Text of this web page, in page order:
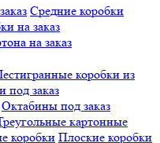
Средние коробки
на заказ
на заказ
коробки из
под заказ
Октабины под заказ
картонные
коробки Плоские коробки